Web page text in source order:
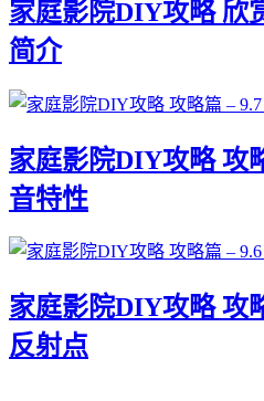
家庭影院DIY攻略 欣
简介
家庭影院DIY攻略 攻
音特性
家庭影院DIY攻略 攻
反射点